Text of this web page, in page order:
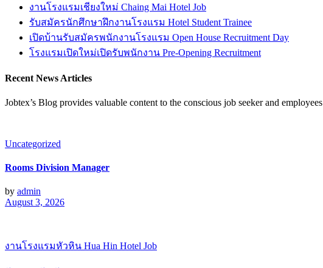
งานโรงแรมเชียงใหม่ Chaing Mai Hotel Job
รับสมัครนักศึกษาฝึกงานโรงแรม Hotel Student Trainee
เปิดบ้านรับสมัครพนักงานโรงแรม Open House Recruitment Day
โรงแรมเปิดใหม่เปิดรับพนักงาน Pre-Opening Recruitment
Recent News Articles
Jobtex’s Blog provides valuable content to the conscious job seeker and employees
Uncategorized
Rooms Division Manager
by admin
August 3, 2026
งานโรงแรมหัวหิน Hua Hin Hotel Job